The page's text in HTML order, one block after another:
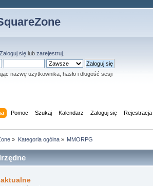
Zaloguj się lub zarejestruj
nazwę użytkownika, hasło i długość sesji
Pomoc Szukaj Kalendarz Zaloguj się Rejestracja
» Kategoria ogólna» MMORPG